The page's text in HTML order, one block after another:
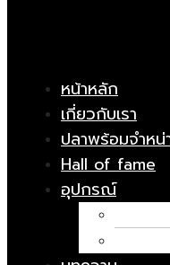
หน้าหลัก
เกี่ยวกับเรา
ปลาพร้อมจำหน่
Hall of fame
อุปกรณ์